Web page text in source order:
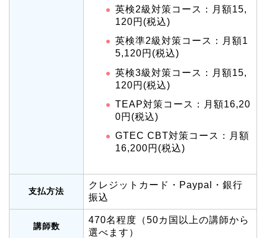
英検2級対策コース：月額15,
120円(税込)
英検準2級対策コース：月額1
5,120円(税込)
英検3級対策コース：月額15,
120円(税込)
TEAP対策コース：月額16,20
0円(税込)
GTEC CBT対策コース：月額
16,200円(税込)
支払方法
クレジットカード・Paypal・銀行
振込
講師数
470名程度（50カ国以上の講師から
選べます）